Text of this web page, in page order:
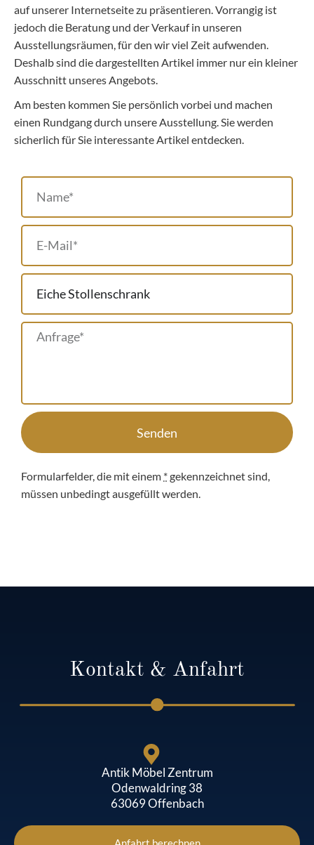
auf unserer Internetseite zu präsentieren. Vorrangig ist
jedoch die Beratung und der Verkauf in unseren
Ausstellungsräumen, für den wir viel Zeit aufwenden.
Deshalb sind die dargestellten Artikel immer nur ein kleiner
Ausschnitt unseres Angebots.
Am besten kommen Sie persönlich vorbei und machen
einen Rundgang durch unsere Ausstellung. Sie werden
sicherlich für Sie interessante Artikel entdecken.
Senden
Formularfelder, die mit einem *gekennzeichnet sind,
müssen unbedingt ausgefüllt werden.
Kontakt & Anfahrt
Antik Möbel Zentrum
Odenwaldring 38
63069 Offenbach